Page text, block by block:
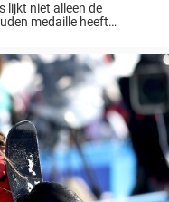
lijkt niet alleen de
medaille heeft